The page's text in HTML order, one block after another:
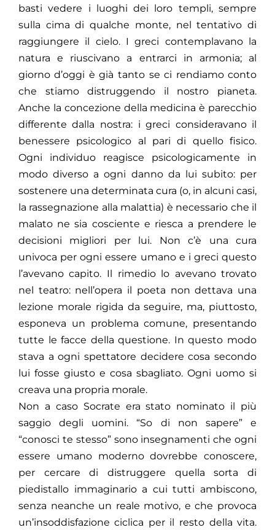
basti vedere i luoghi dei loro templi, sempre
sulla cima di qualche monte, nel tentativo di
raggiungere il cielo. I greci contemplavano la
natura e riuscivano a entrarci in armonia; al
giorno d’oggi è già tanto se ci rendiamo conto
che stiamo distruggendo il nostro pianeta.
Anche la concezione della medicina è parecchio
differente dalla nostra: i greci consideravano il
benessere psicologico al pari di quello fisico.
Ogni individuo reagisce psicologicamente in
modo diverso a ogni danno da lui subito: per
sostenere una determinata cura (o, in alcuni casi,
la rassegnazione alla malattia) è necessario che il
malato ne sia cosciente e riesca a prendere le
decisioni migliori per lui. Non c’è una cura
univoca per ogni essere umano e i greci questo
l’avevano capito. Il rimedio lo avevano trovato
nel teatro: nell’opera il poeta non dettava una
lezione morale rigida da seguire, ma, piuttosto,
esponeva un problema comune, presentando
tutte le facce della questione. In questo modo
stava a ogni spettatore decidere cosa secondo
lui fosse giusto e cosa sbagliato. Ogni uomo si
creava una propria morale.
Non a caso Socrate era stato nominato il più
saggio degli uomini. “So di non sapere” e
“conosci te stesso” sono insegnamenti che ogni
essere umano moderno dovrebbe conoscere,
per cercare di distruggere quella sorta di
piedistallo immaginario a cui tutti ambiscono,
senza neanche un reale motivo, e che provoca
un’insoddisfazione ciclica per il resto della vita.